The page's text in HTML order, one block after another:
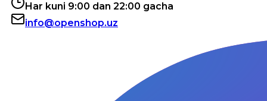
Har kuni 9:00 dan 22:00 gacha
info@openshop.uz